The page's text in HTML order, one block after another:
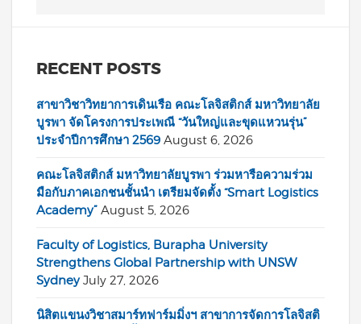
RECENT POSTS
สาขาวิชาวิทยาการเดินเรือ คณะโลจิสติกส์ มหาวิทยาลัย
บูรพา จัดโครงการประเพณี “วันใหญ่และขุดแหวนรุ่น”
ประจำปีการศึกษา 2569 August 6, 2026
คณะโลจิสติกส์ มหาวิทยาลัยบูรพา ร่วมหารือความร่วม
มือกับภาคเอกชนชั้นนำ เตรียมจัดตั้ง “Smart Logistics
Academy” August 5, 2026
Faculty of Logistics, Burapha University
Strengthens Global Partnership with UNSW
Sydney July 27, 2026
นิสิตแขนงวิชาสมาร์ทฟาร์มมิ่งฯ สาขาการจัดการโลจิสติ